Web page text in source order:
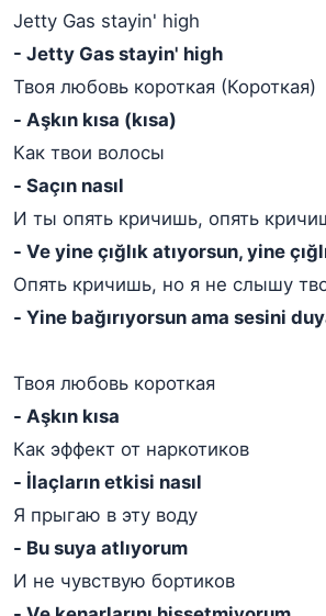
Jetty Gas stayin' high
- Jetty Gas stayin' high
Твоя любовь короткая (Короткая)
- Aşkın kısa (kısa)
Как твои волосы
- Saçın nasıl
И ты опять кричишь, опять
- Ve yine çığlık atıyorsun, yine
Опять кричишь, но я не слышу
- Yine bağırıyorsun ama sesini
Твоя любовь короткая
- Aşkın kısa
Как эффект от наркотиков
- İlaçların etkisi nasıl
Я прыгаю в эту воду
- Bu suya atlıyorum
И не чувствую бортиков